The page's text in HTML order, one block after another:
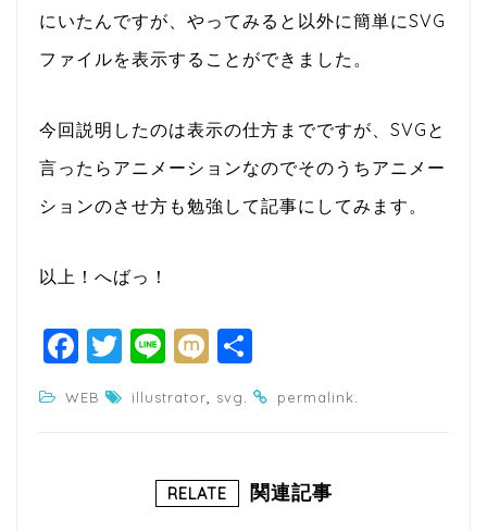
にいたんですが、やってみると以外に簡単にSVG
ファイルを表示することができました。
今回説明したのは表示の仕方までですが、SVGと
言ったらアニメーションなのでそのうちアニメー
ションのさせ方も勉強して記事にしてみます。
以上！へばっ！
F
c
T
w
itt
Li
e
M
有
WEB illustrator, svg. permalink.
RELATE 関連記事